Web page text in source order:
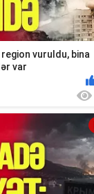
region vuruldu, bina
var